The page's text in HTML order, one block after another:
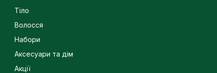
Тіло
Волосся
Набори
Аксесуари та дім
Акції